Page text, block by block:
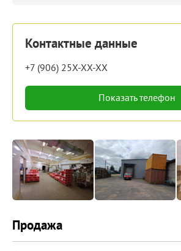
Контактные данные
+7 (906) 25X-XX-XX
Показать телефон
Продажа